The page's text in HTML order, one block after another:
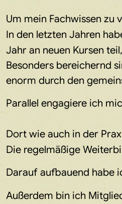
Um mein Fachwissen
In den letzten Jahren
Jahr an neuen Kursen
Besonders bereichernd
enorm durch den
Parallel engagiere ich
Dort wie auch in der
Die regelmäßige
Darauf aufbauend habe
Außerdem bin ich